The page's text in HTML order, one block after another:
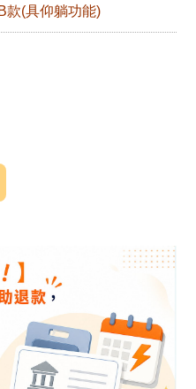
(具仰躺功能)